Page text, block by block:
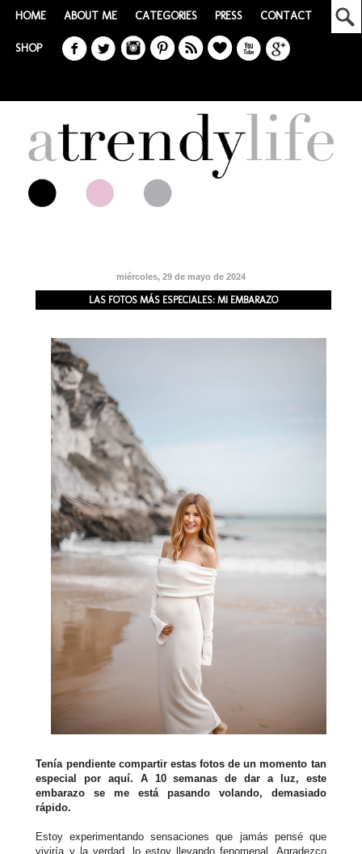
HOME ABOUT ME CATEGORIES PRESS CONTACT
SHOP
miércoles, 29 de mayo de 2024
LAS FOTOS MÁS ESPECIALES: MI EMBARAZO
Tenía pendiente compartir estas fotos de un momento tan
especial por aquí. A 10 semanas de dar a luz, este
embarazo se me está pasando volando, demasiado
rápido.
Estoy experimentando sensaciones que jamás pensé que
viviría y la verdad, lo estoy llevando fenomenal. Agradezco